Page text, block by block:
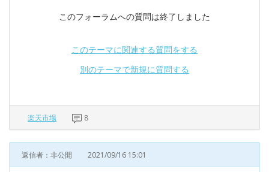
このフォーラムへの質問は終了しました
このテーマに関連する質問をする
別のテーマで新規に質問する
楽天市場 8
返信者：非公開 2021/09/16 15:01